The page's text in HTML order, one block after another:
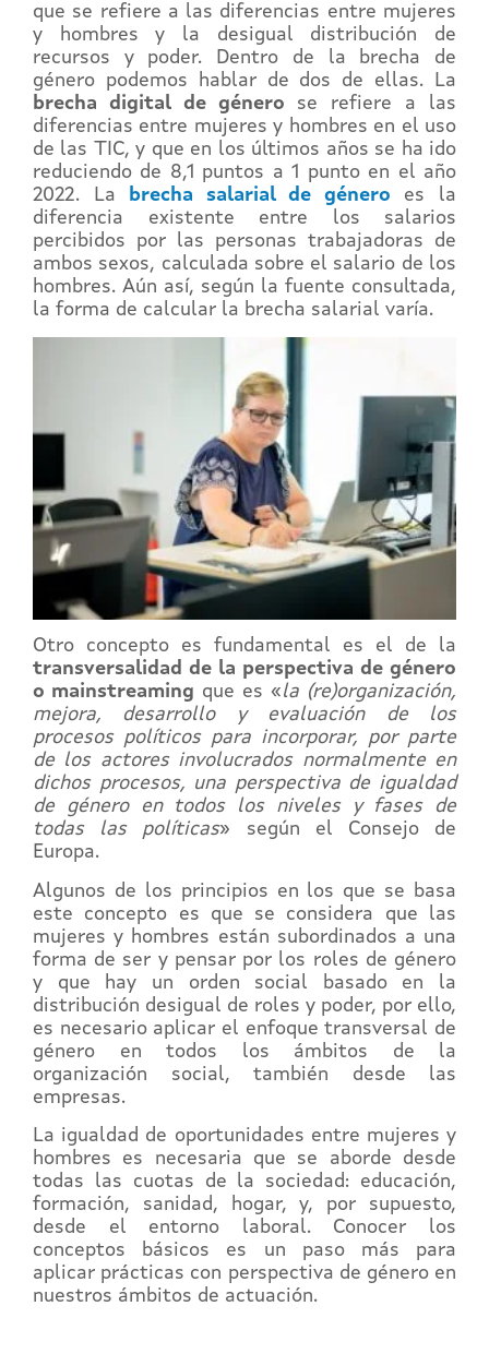
que se refiere a las diferencias entre mujeres
y hombres y la desigual distribución de
recursos y poder. Dentro de la brecha de
género podemos hablar de dos de ellas. La
brecha digital de género se refiere a las
diferencias entre mujeres y hombres en el uso
de las TIC, y que en los últimos años se ha ido
reduciendo de 8,1 puntos a 1 punto en el año
2022. La
brecha salarial de género es la
diferencia existente entre los salarios
percibidos por las personas trabajadoras de
ambos sexos, calculada sobre el salario de los
hombres. Aún así, según la fuente consultada,
la forma de calcular la brecha salarial varía.
Otro concepto es fundamental es el de la
transversalidad de la perspectiva de género
o mainstreaming que es «la (re)organización,
mejora, desarrollo y evaluación de los
procesos políticos para incorporar, por parte
de los actores involucrados normalmente en
dichos procesos, una perspectiva de igualdad
de género en todos los niveles y fases de
todas las políticas» según el Consejo de
Europa.
Algunos de los principios en los que se basa
este concepto es que se considera que las
mujeres y hombres están subordinados a una
forma de ser y pensar por los roles de género
y que hay un orden social basado en la
distribución desigual de roles y poder, por ello,
es necesario aplicar el enfoque transversal de
género en todos los ámbitos de la
organización social, también desde las
empresas.
La igualdad de oportunidades entre mujeres y
hombres es necesaria que se aborde desde
todas las cuotas de la sociedad: educación,
formación, sanidad, hogar, y, por supuesto,
desde el entorno laboral. Conocer los
conceptos básicos es un paso más para
aplicar prácticas con perspectiva de género en
nuestros ámbitos de actuación.